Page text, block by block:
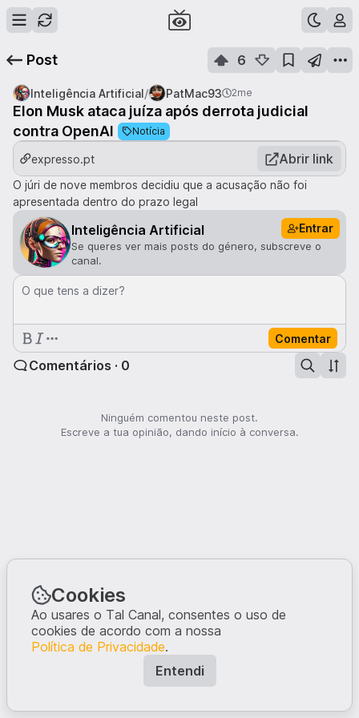
Post 6
Inteligência Artificial/ PatMac93 2me
Elon Musk ataca juíza após derrota judicial
contra OpenAI
Notícia
expresso.pt Abrir link
O júri de nove membros decidiu que a acusação não foi
apresentada dentro do prazo legal
Inteligência Artificial Entrar
Se queres ver mais posts do género, subscreve o
canal.
O que tens a dizer?
Comentar
Comentários · 0
Ninguém comentou neste post.
Escreve a tua opinião, dando início à conversa.
Cookies
Ao usares o Tal Canal, consentes o uso de
cookies de acordo com a nossa
Política de Privacidade.
Entendi